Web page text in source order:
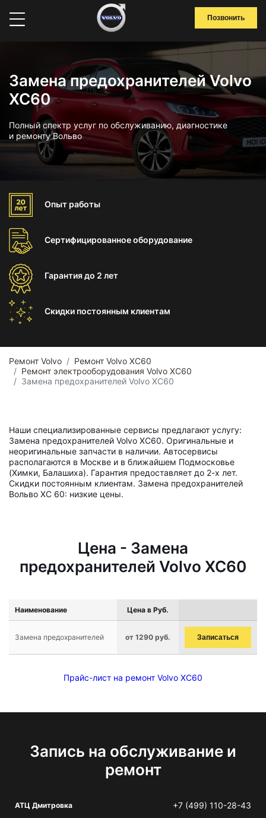
Позвонить
Замена предохранителей Volvo
XC60
Полный спектр услуг по обслуживанию, диагностике
и ремонту Вольво
Опыт работы
Сертифицированноеоборудование
Гарантиядо 2 лет
Скидки постоянным клиентам
Ремонт Volvo
Ремонт Volvo XC60
Ремонт электрооборудования Volvo XC60
Замена предохранителей Volvo XC60
Наши специализированные сервисы предлагают услугу:
Замена предохранителей Volvo XC60. Оригинальные и
неоригинальные запчасти в наличии. Автосервисы
располагаются в Москве и в ближайшем Подмосковье
(Химки, Балашиха). Гарантия предоставляет до 2-х лет.
Скидки постоянным клиентам. Замена предохранителей
Вольво ХС 60: низкие цены.
Цена - Замена
предохранителей Volvo XC60
Наименование Цена в Руб.
Замена предохранителей от 1290 руб. Записаться
Прайс-лист на ремонт Volvo XC60
Запись на обслуживание и
ремонт
АТЦ Дмитровка +7 (499) 110-28-43